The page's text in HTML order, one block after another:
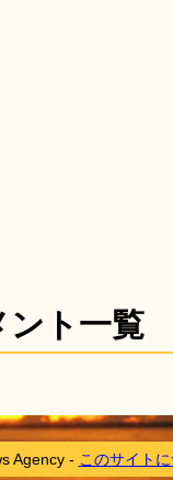
ト一覧
Agency - このサイト